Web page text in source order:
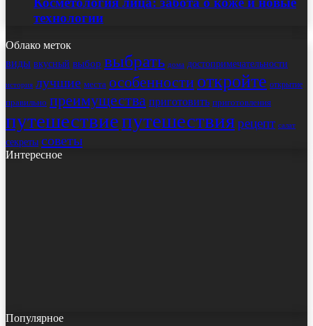
технологии
Облако меток
виды вкусный выбор выбрать дома достопримечательности
история лучшие места особенности откройте открытие
правильно преимущества приготовить приготовления
путешествиепутешествиярецепт салат
секреты советы
Интересное
Популярное